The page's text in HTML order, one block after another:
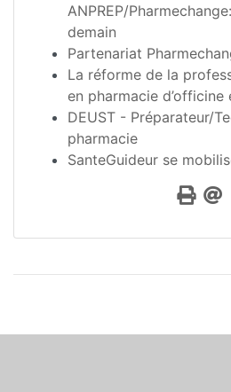
ANPREP/
demain
Partenariat
La réforme de la
en pharmacie d’officine
DEUST - Préparateur/
pharmacie
SanteGuideur se